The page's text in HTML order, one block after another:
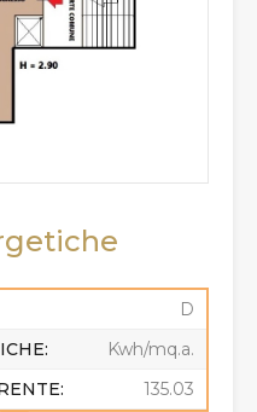
D
Kwh/mq.a.
135.03